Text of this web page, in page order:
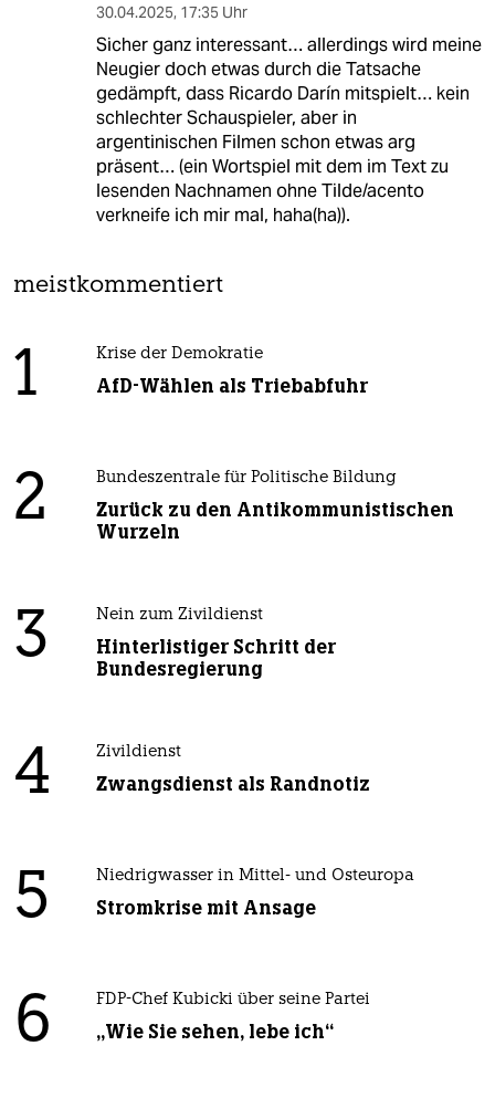
30.04.2025, 17:35 Uhr
Sicher ganz interessant… allerdings wird meine
Neugier doch etwas durch die Tatsache
gedämpft, dass Ricardo Darín mitspielt… kein
schlechter Schauspieler, aber in
argentinischen Filmen schon etwas arg
präsent… (ein Wortspiel mit dem im Text zu
lesenden Nachnamen ohne Tilde/acento
verkneife ich mir mal, haha(ha)).
meistkommentiert
1 Krise der Demokratie
AfD-Wählen als Triebabfuhr
2 Bundeszentrale für Politische Bildung
Zurück zu den Antikommunistischen
Wurzeln
3 Nein zum Zivildienst
Hinterlistiger Schritt der
Bundesregierung
4 Zivildienst
Zwangsdienst als Randnotiz
5 Niedrigwasser in Mittel- und Osteuropa
Stromkrise mit Ansage
6 FDP-Chef Kubicki über seine Partei
„Wie Sie sehen, lebe ich“